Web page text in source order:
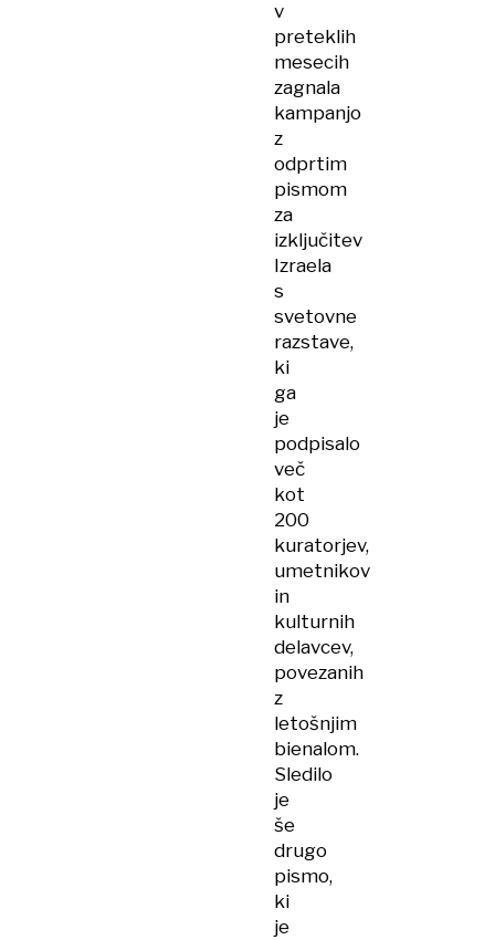
v
preteklih
mesecih
zagnala
kampanjo
z
odprtim
pismom
za
izključitev
Izraela
s
svetovne
razstave,
ki
ga
je
podpisalo
več
kot
200
kuratorjev,
umetnikov
in
kulturnih
delavcev,
povezanih
z
letošnjim
bienalom.
Sledilo
je
še
drugo
pismo,
ki
je